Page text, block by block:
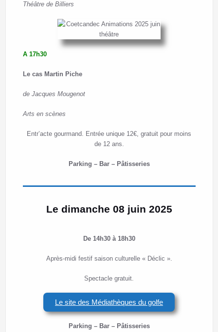
Théâtre de Billiers
A 17h30
Le cas Martin Piche
de Jacques Mougenot
Arts en scènes
Entr’acte gourmand. Entrée unique 12€, gratuit pour moins
de 12 ans.
Parking – Bar – Pâtisseries
Le dimanche 08 juin 2025
De 14h30 à 18h30
Après-midi festif saison culturelle « Déclic ».
Spectacle gratuit.
Le site des Médiathèques du golfe
Parking – Bar – Pâtisseries